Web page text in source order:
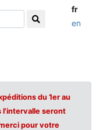
fr
en
du 1er au
l'intervalle seront
pour votre